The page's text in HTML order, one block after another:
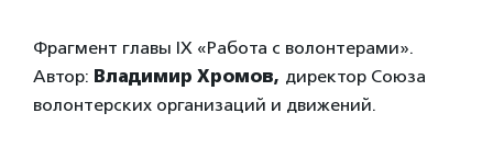
Фрагмент главы IX «Работа с волонтерами».
Автор: Владимир Хромов, директор Союза
волонтерских организаций и движений.